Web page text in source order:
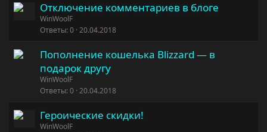
Отключение комментариев в блоге
WinWoolF
Ответы 0 20.04.2018
Пополнение кошелька Blizzard — в
подарок другу
WinWoolF
Ответы 0 20.04.2018
Героические скидки!
WinWoolF